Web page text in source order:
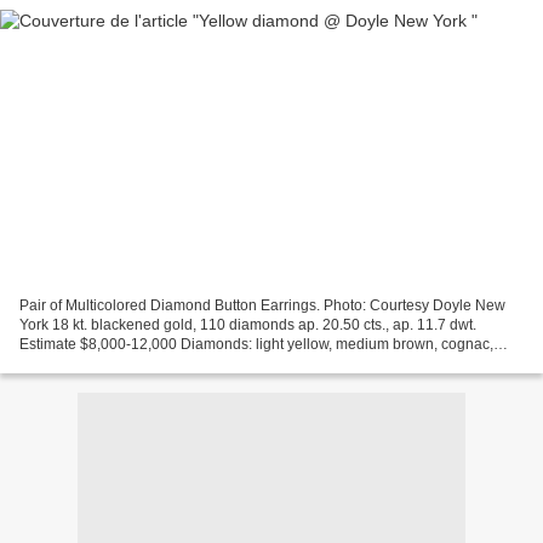
Pair of Multicolored Diamond Button Earrings. Photo: Courtesy Doyle New
York 18 kt. blackened gold, 110 diamonds ap. 20.50 cts., ap. 11.7 dwt.
Estimate $8,000-12,000 Diamonds: light yellow, medium brown, cognac,